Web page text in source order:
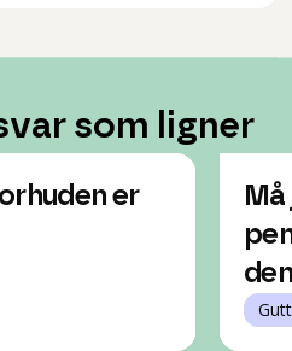
som ligner
er